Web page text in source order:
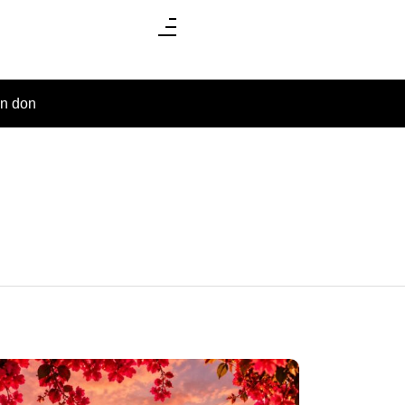
don